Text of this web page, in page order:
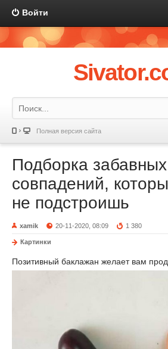
Войти
Полная версия сайта
Подборка забавных
совпадений,
не подстроишь
xamik 20-11-2020, 08:09 1 380
Картинки
Позитивный баклажан желает вам